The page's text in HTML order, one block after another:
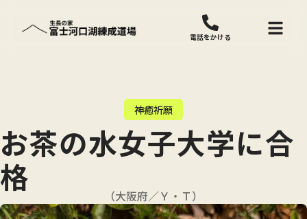
電話をかける
神癒祈願
お茶の水女子大学に合
格
（大阪府／Ｙ・Ｔ）